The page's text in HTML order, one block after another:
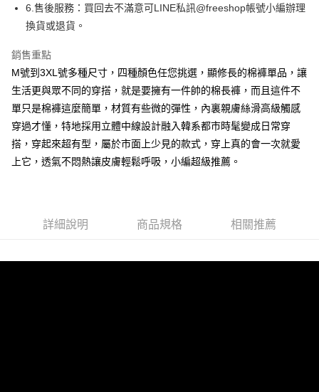
付款後全家取貨
7-11取貨付款
每筆NT$80，滿NT$1,000(含以上)免運費
每筆NT$150，滿NT$3,000(含以上)免運費
每筆NT$150
6.售後服務：買回去不滿意可LINE私訊@freeshop帳號小編辦理
換貨或退貨。
銷售重點
M號到3XL號多種尺寸，四種顏色任您挑選，顯修長的棉褲單品，讓
生活更與眾不同的穿搭，就是要擁有一件帥的棉長褲，而且這件不
單只是棉褲這麼簡單，材質有些微的彈性，內裏親膚絲滑高級觸感
穿過才懂，特地採用立體中線設計融入韓系都市時髦變成日常穿
搭，穿起來超有型，屬於市面上少見的款式，穿上真的會一次就愛
上它，透氣不悶熱讓皮膚輕鬆呼吸，小編超級推薦。
詳細說明 商品規格 相關推薦